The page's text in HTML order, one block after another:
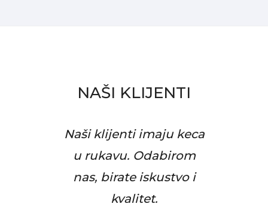
NAŠI KLIJENTI
Naši klijenti imaju keca
u rukavu. Odabirom
nas, birate iskustvo i
kvalitet.